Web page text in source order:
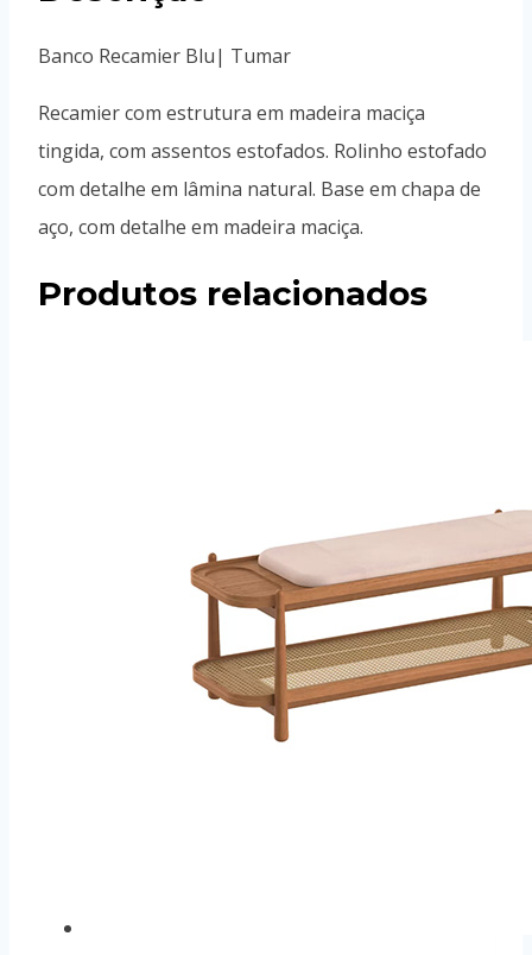
Banco Recamier Blu| Tumar
Recamier com estrutura em madeira maciça
tingida, com assentos estofados. Rolinho estofado
com detalhe em lâmina natural. Base em chapa de
aço, com detalhe em madeira maciça.
Produtos relacionados